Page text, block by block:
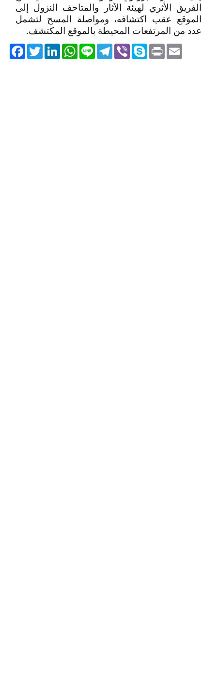
الفريق الأثري لهيئة الآثار والمتاحف النزول إلى
الموقع عقب اكتشافه، ومواصلة المسح لتشمل
عدد من المرتفعات المحيطة بالموقع المكتشف.
TwitterLinkedIn
WhatsApp Line
Telegram ViberSkype PrintEmail